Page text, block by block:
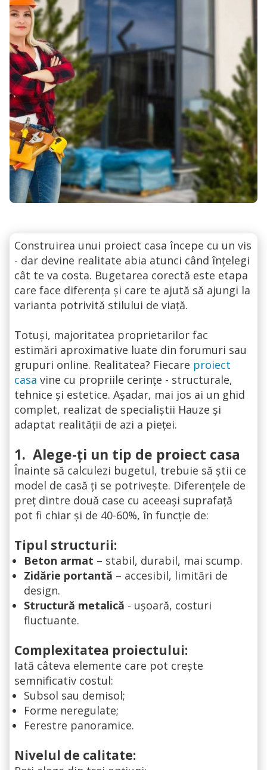
Construirea unui proiect casa începe cu un vis
- dar devine realitate abia atunci când înțelegi
cât te va costa. Bugetarea corectă este etapa
care face diferența și care te ajută să ajungi la
varianta potrivită stilului de viață.
Totuși, majoritatea proprietarilor fac
estimări aproximative luate din forumuri sau
grupuri online. Realitatea? Fiecare proiect
casa vine cu propriile cerințe - structurale,
tehnice și estetice. Așadar, mai jos ai un ghid
complet, realizat de specialiștii Hauze și
adaptat realității de azi a pieței.
1. Alege-ți un tip de proiect casa
Înainte să calculezi bugetul, trebuie să știi ce
model de casă ți se potrivește. Diferențele de
preț dintre două case cu aceeași suprafață
pot fi chiar și de 40-60%, în funcție de:
Tipul structurii:
Beton armat – stabil, durabil, mai scump.
Zidărie portantă – accesibil, limitări de
design.
Structură metalică - ușoară, costuri
fluctuante.
Complexitatea proiectului:
Iată câteva elemente care pot crește
semnificativ costul:
Subsol sau demisol;
Forme neregulate;
Ferestre panoramice.
Nivelul de calitate: